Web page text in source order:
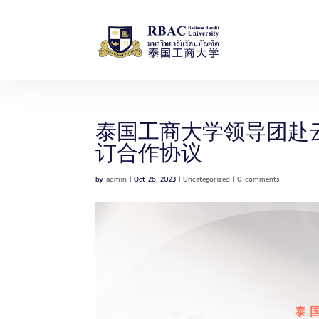
泰国工商大学领导团
订合作协议
byadmin |Oct 26, 2023 |Uncategorized |0 comments
泰
h
硕士课程